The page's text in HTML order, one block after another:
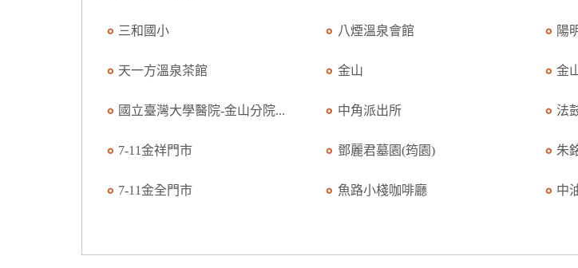
三和國小 八煙溫泉會館 陽
天一方溫泉茶館 金山 金
國立臺灣大學醫院-金山分院... 中角派出所 法
7-11金祥門市 鄧麗君墓園(筠園) 朱
7-11金全門市 魚路小棧咖啡廳 中